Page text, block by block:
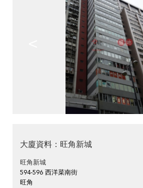
大廈資料：旺角新城
旺角新城
594-596 西洋菜南街
旺角